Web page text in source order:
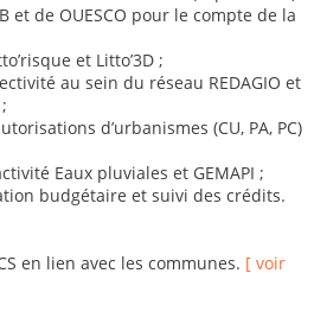
et de OUESCO pour le compte de la
et Litto’3D ;
au sein du réseau REDAGIO et
d’urbanismes (CU, PA, PC)
Eaux pluviales et GEMAPI ;
budgétaire et suivi des crédits.
en lien avec les communes. [ voir